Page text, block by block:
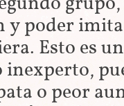
poder
Esto es
o peor